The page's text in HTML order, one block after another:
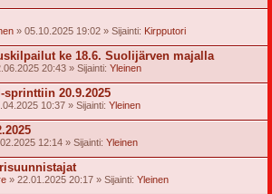
e
t
» 05.10.2025 19:02 » Sijainti: Kirpputori
ke 18.6. Suolijärven majalla
20:43 » Sijainti: Yleinen
sprinttiin 20.9.2025
10:37 » Sijainti: Yleinen
12:14 » Sijainti: Yleinen
» 22.01.2025 20:17 » Sijainti: Yleinen